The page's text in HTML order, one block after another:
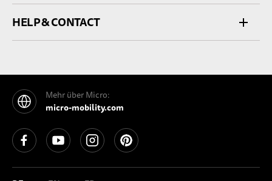
HELP & CONTACT
Mehr über Micro:
micro-mobility.com
See our Facebook
See our YouTube channel
See our Instagram
See our Pinterest